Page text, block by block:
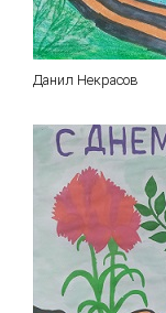
Данил Некрасов